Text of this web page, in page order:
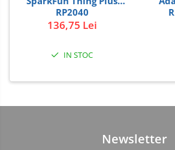
RP2040
136,75 Lei
IN STOC
Newsletter